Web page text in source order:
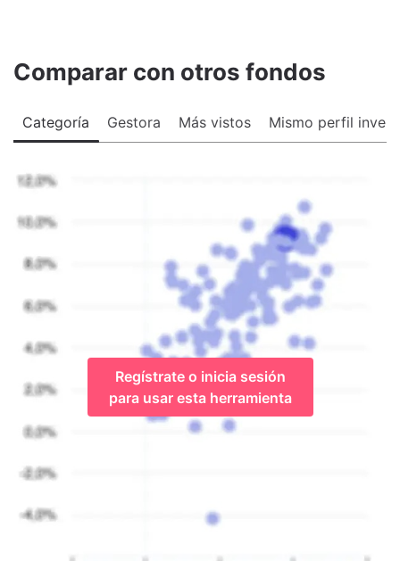
Comparar con otros fondos
Categoría Gestora Más vistos Mismo perfil
Regístrate o inicia sesión
para usar esta herramienta